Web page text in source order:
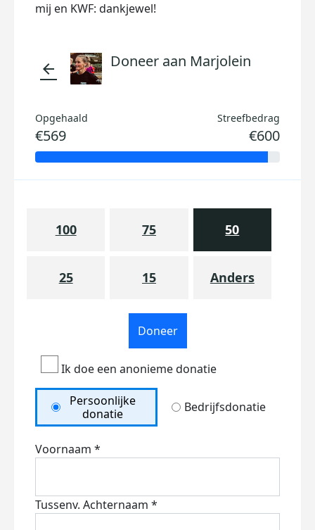
mij en KWF: dankjewel!
arrow_back Doneer aan Marjolein
Opgehaald
€569
Streefbedrag
€600
100 75 50
25 15 Anders
Doneer
Ik doe een anonieme donatie
Persoonlijke
donatie
Bedrijfsdonatie
Voornaam *
Tussenv. Achternaam *